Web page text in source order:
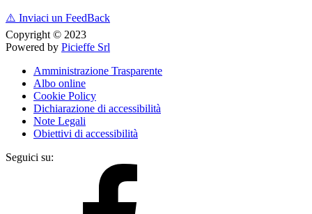
⚠️ Inviaci un FeedBack
Copyright © 2023
Powered by Picieffe Srl
Amministrazione Trasparente
Albo online
Cookie Policy
Dichiarazione di accessibilità
Note Legali
Obiettivi di accessibilità
Seguici su: